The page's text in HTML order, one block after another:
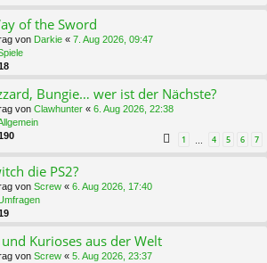
of the Sword
von Darkie « 7. Aug 2026, 09:47
Bungie… wer ist der Nächste?
von Clawhunter « 6. Aug 2026, 22:38
1 … 4 5 6 7
die PS2?
von Screw « 6. Aug 2026, 17:40
Kurioses aus der Welt
von Screw « 5. Aug 2026, 23:37